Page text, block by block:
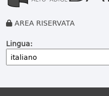
AREA RISERVATA
Lingua